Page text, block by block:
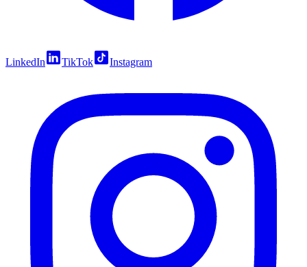
LinkedIn TikTok Instagram